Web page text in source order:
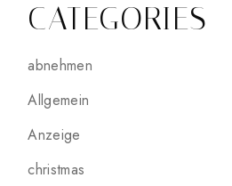
CATEGORIES
abnehmen
Allgemein
Anzeige
christmas